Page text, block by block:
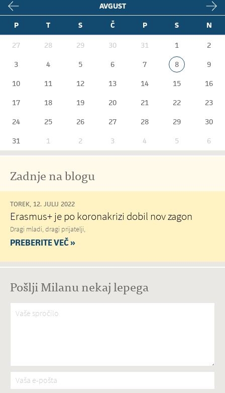
AVGUST
P
T S Č P S N
27 28 29 30 31 1
2
3
4 5 6 7 8
9
10
11 12 13 14 15
16
17
18 19 20 21 22
23
24
25 26 27 28 29
30
31
1 2 3 4 5 6
Zadnje na blogu
TOREK, 12. JULIJ 2022
Erasmus+ je po koronakrizi dobil nov zagon
Dragi mladi, dragi prijatelji,
PREBERITE VEČ »
Pošlji Milanu nekaj lepega
Vaše spročilo*
Vaša e-pošta*